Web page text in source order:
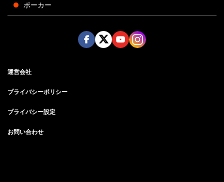
ポーカー
運営会社
プライバシーポリシー
プライバシー設定
お問い合わせ